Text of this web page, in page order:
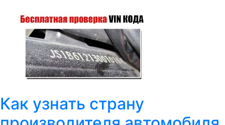
Как узнать страну